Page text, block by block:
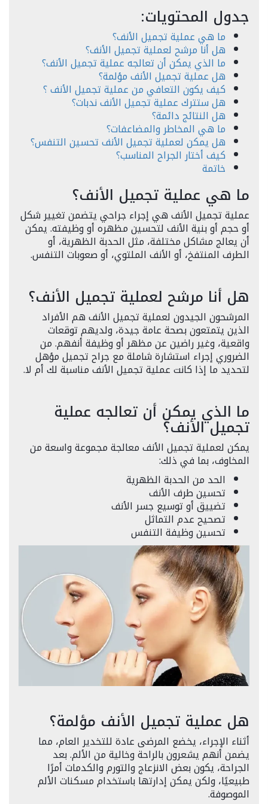
جدول المحتويات:
ما هي عملية تجميل الأنف؟
هل أنا مرشح لعملية تجميل الأنف؟
ما الذي يمكن أن تعالجه عملية تجميل الأنف؟
هل عملية تجميل الأنف مؤلمة؟
كيف يكون التعافي من عملية تجميل الأنف ؟
هل ستترك عملية تجميل الأنف ندبات؟
هل النتائج دائمة؟
ما هي المخاطر والمضاعفات؟
هل يمكن لعملية تجميل الأنف تحسين التنفس؟
كيف أختار الجراح المناسب؟
خاتمة
ما هي عملية تجميل الأنف؟
عملية تجميل الأنف هي إجراء جراحي يتضمن تغيير شكل
أو حجم أو بنية الأنف لتحسين مظهره أو وظيفته. يمكن
أن يعالج مشاكل مختلفة، مثل الحدبة الظهرية، أو
الطرف المنتفخ، أو الأنف الملتوي، أو صعوبات التنفس.
هل أنا مرشح لعملية تجميل الأنف؟
المرشحون الجيدون لعملية تجميل الأنف هم الأفراد
الذين يتمتعون بصحة عامة جيدة، ولديهم توقعات
واقعية، وغير راضين عن مظهر أو وظيفة أنفهم. من
الضروري إجراء استشارة شاملة مع جراح تجميل مؤهل
لتحديد ما إذا كانت عملية تجميل الأنف مناسبة لك أم لا.
ما الذي يمكن أن تعالجه عملية
تجميل الأنف؟
يمكن لعملية تجميل الأنف معالجة مجموعة واسعة من
المخاوف، بما في ذلك:
الحد من الحدبة الظهرية
تحسين طرف الأنف
تضييق أو توسيع جسر الأنف
تصحيح عدم التماثل
تحسين وظيفة التنفس
هل عملية تجميل الأنف مؤلمة؟
أثناء الإجراء، يخضع المرضى عادة للتخدير العام، مما
يضمن أنهم يشعرون بالراحة وخالية من الألم. بعد
الجراحة، يكون بعض الانزعاج والتورم والكدمات أمرًا
طبيعيًا، ولكن يمكن إدارتها باستخدام مسكنات الألم
الموصوفة.